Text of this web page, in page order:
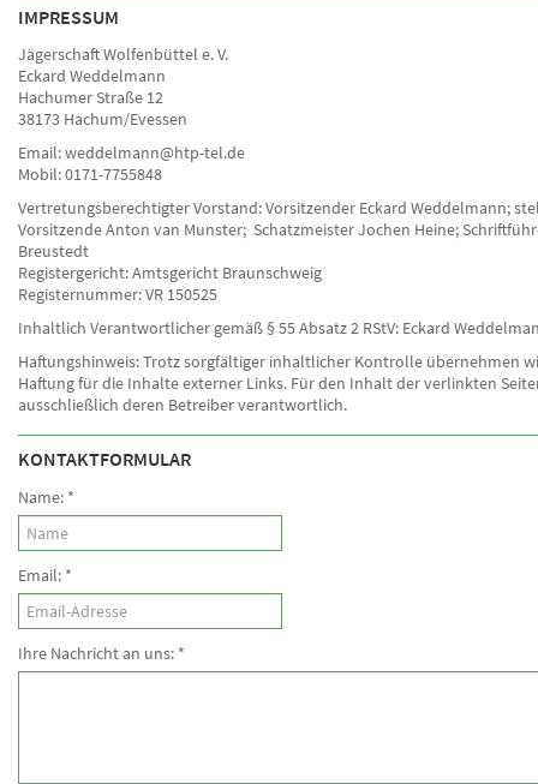
IMPRESSUM
Jägerschaft Wolfenbüttel e. V.
Eckard Weddelmann
Hachumer Straße 12
38173 Hachum/Evessen
Email: weddelmann@htp-tel.de
Mobil: 0171-7755848
Vertretungsberechtigter Vorstand: Vorsitzender Eckard Weddelmann;
Vorsitzende Anton van Munster; Schatzmeister Jochen Heine;
Breustedt
Registergericht: Amtsgericht Braunschweig
Registernummer: VR 150525
Inhaltlich Verantwortlicher gemäß § 55 Absatz 2 RStV: Eckard
Haftungshinweis: Trotz sorgfältiger inhaltlicher Kontrolle übernehmen
Haftung für die Inhalte externer Links. Für den Inhalt der verlinkten
ausschließlich deren Betreiber verantwortlich.
KONTAKTFORMULAR
Name: *
Email: *
Ihre Nachricht an uns: *